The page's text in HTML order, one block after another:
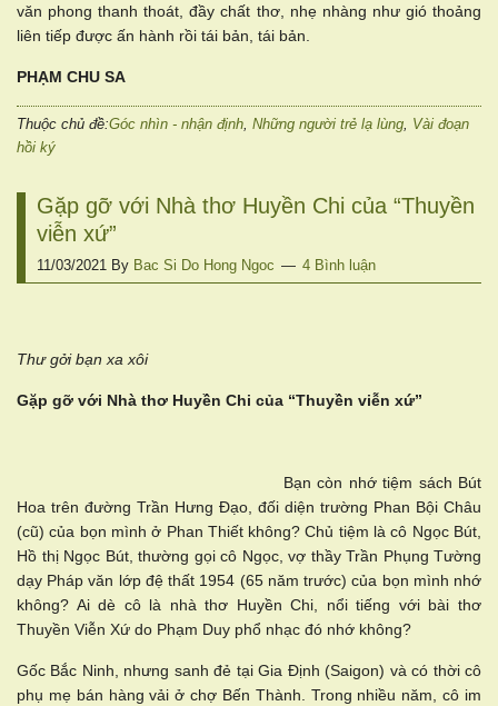
văn phong thanh thoát, đầy chất thơ, nhẹ nhàng như gió thoảng
liên tiếp được ấn hành rồi tái bản, tái bản.
PHẠM CHU SA
Thuộc chủ đề:Góc nhìn - nhận định, Những người trẻ lạ lùng, Vài đoạn
hồi ký
Gặp gỡ với Nhà thơ Huyền Chi của “Thuyền
viễn xứ”
11/03/2021 By Bac Si Do Hong Ngoc 4 Bình luận
Thư gởi bạn xa xôi
Gặp gỡ với Nhà thơ Huyền Chi của “Thuyền viễn xứ”
Bạn còn nhớ tiệm sách Bút
Hoa trên đường Trần Hưng Đạo, đối diện trường Phan Bội Châu
(cũ) của bọn mình ở Phan Thiết không? Chủ tiệm là cô Ngọc Bút,
Hồ thị Ngọc Bút, thường gọi cô Ngọc, vợ thầy Trần Phụng Tường
dạy Pháp văn lớp đệ thất 1954 (65 năm trước) của bọn mình nhớ
không? Ai dè cô là nhà thơ Huyền Chi, nổi tiếng với bài thơ
Thuyền Viễn Xứ do Phạm Duy phổ nhạc đó nhớ không?
Gốc Bắc Ninh, nhưng sanh đẻ tại Gia Định (Saigon) và có thời cô
phụ mẹ bán hàng vải ở chợ Bến Thành. Trong nhiều năm, cô im